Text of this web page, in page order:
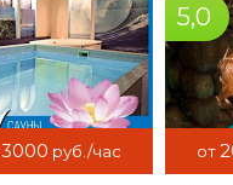
3000 руб./час
5,0
от